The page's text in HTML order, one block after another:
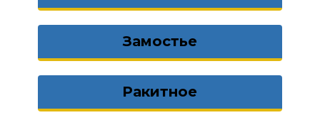
Замостье
Ракитное